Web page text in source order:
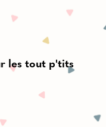
les tout p'tits